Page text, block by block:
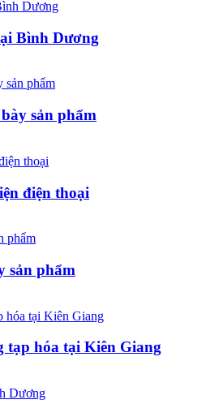
Bình Dương
sản phẩm
điện thoại
sản phẩm
tạp hóa tại Kiên Giang